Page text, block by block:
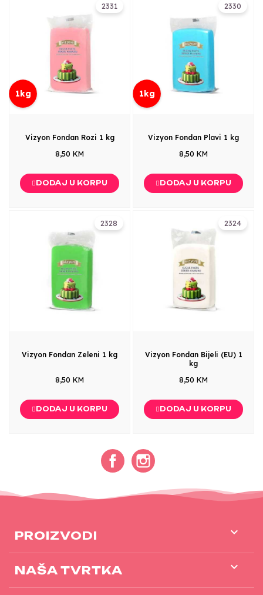
2331
1kg
Vizyon Fondan Rozi 1 kg
8,50 KM
DODAJ U KORPU
2330
1kg
Vizyon Fondan Plavi 1 kg
8,50 KM
DODAJ U KORPU
2328
Vizyon Fondan Zeleni 1 kg
8,50 KM
DODAJ U KORPU
2324
Vizyon Fondan Bijeli (EU) 1
kg
8,50 KM
DODAJ U KORPU
Facebook
PROIZVODI 
NAŠA TVRTKA 